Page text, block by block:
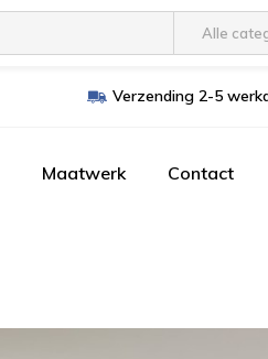
Alle
Verzending 2-5
Maatwerk Contact